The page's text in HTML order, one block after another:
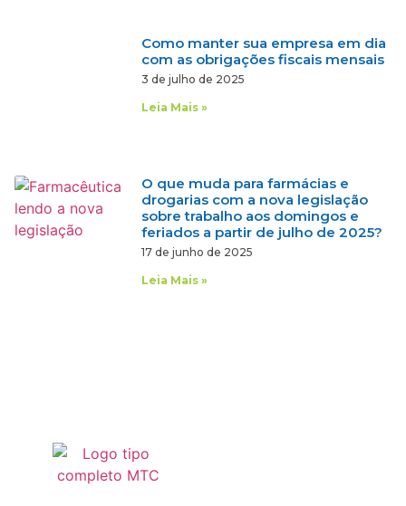
Como manter sua empresa em dia
com as obrigações fiscais mensais
3 de julho de 2025
Leia Mais »
O que muda para farmácias e
drogarias com a nova legislação
sobre trabalho aos domingos e
feriados a partir de julho de 2025?
17 de junho de 2025
Leia Mais »